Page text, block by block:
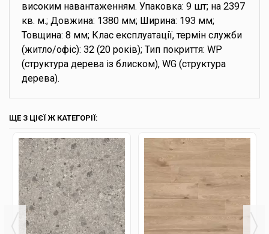
високим навантаженням. Упаковка: 9 шт; на 2397
кв. м.; Довжина: 1380 мм; Ширина: 193 мм;
Товщина: 8 мм; Клас експлуатації, термін служби
(житло/офіс): 32 (20 років); Тип покриття: WP
(структура дерева із блиском), WG (структура
дерева).
ЩЕ З ЦІЄЇ Ж КАТЕГОРІЇ: